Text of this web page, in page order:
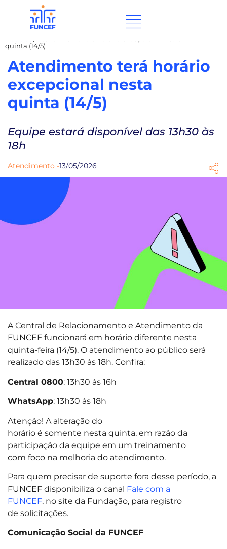
Notícias / Atendimento terá horário excepcional nesta
quinta (14/5)
Atendimento terá horário
excepcional nesta
quinta (14/5)
Equipe estará disponível das 13h30 às
18h
Atendimento -13/05/2026
A Central de Relacionamento e Atendimento da
FUNCEF funcionará em horário diferente nesta
quinta-feira (14/5). O atendimento ao público será
realizado das 13h30 às 18h. Confira:
Central 0800: 13h30 às 16h
WhatsApp: 13h30 às 18h
Atenção! A alteração do
horário é somente nesta quinta, em razão da
participação da equipe em um treinamento
com foco na melhoria do atendimento.
Para quem precisar de suporte fora desse período, a
FUNCEF disponibiliza o canal Fale com a
FUNCEF, no site da Fundação, para registro
de solicitações.
Comunicação Social da FUNCEF